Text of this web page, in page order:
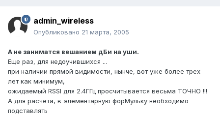
admin_wireless
Опубликовано 21 марта, 2005
А не заниматся вешанием дБи на уши.
Еще раз, для недоучившихся ...
при наличии прямой видимости, нынче, вот уже более трех
лет как минимум,
ожидаемый RSSI для 2.4ГГц просчитывается весьма ТОЧНО !!!
А для расчета, в элементарную форМульку необходимо
подставлять